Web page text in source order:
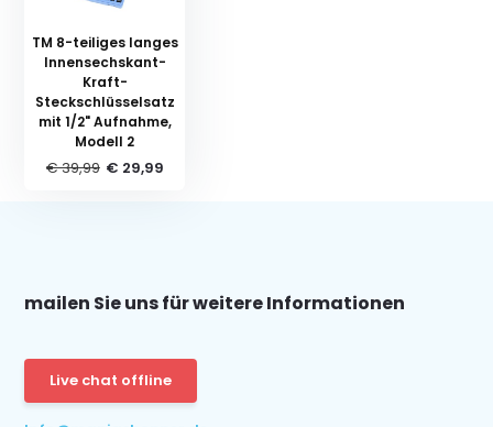
TM 8-teiliges langes
Innensechskant-
Kraft-
Steckschlüsselsatz
mit 1/2" Aufnahme,
Modell 2
€ 39,99 € 29,99
mailen Sie uns für weitere Informationen
Live chat offline